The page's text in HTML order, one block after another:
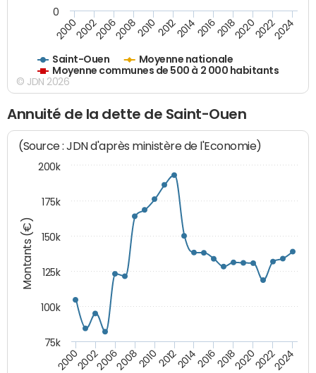
Saint-Ouen
Moyenne nationale
Moyenne communes de 500 à 2 000 habitants
200020022006200820102012201420162018202020222024
0
© JDN 2026
Annuité de la dette de Saint-Ouen
Montants (€)
(Source : JDN d'après ministère de l'Economie)
200020022006200820102012201420162018202020222024
75k
100k
125k
150k
175k
200k